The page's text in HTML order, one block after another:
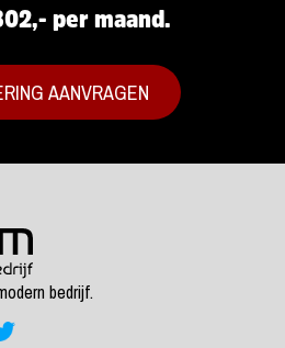
per maand.
AANVRAGEN
bedrijf.